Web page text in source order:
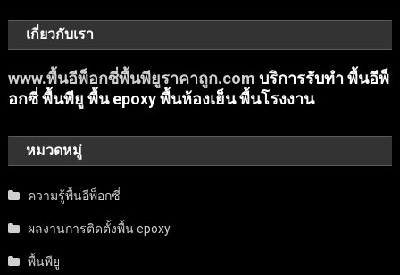
เกี่ยวกับเรา
www.พื้นอีพ็อกซี่พื้นพียูราคาถูก.com บริการรับทำ พื้นอีพ็
อกซี่ พื้นพียู พื้น epoxy พื้นห้องเย็น พื้นโรงงาน
หมวดหมู่
ความรู้พื้นอีพ็อกซี่
ผลงานการติดตั้งพื้น epoxy
พื้นพียู